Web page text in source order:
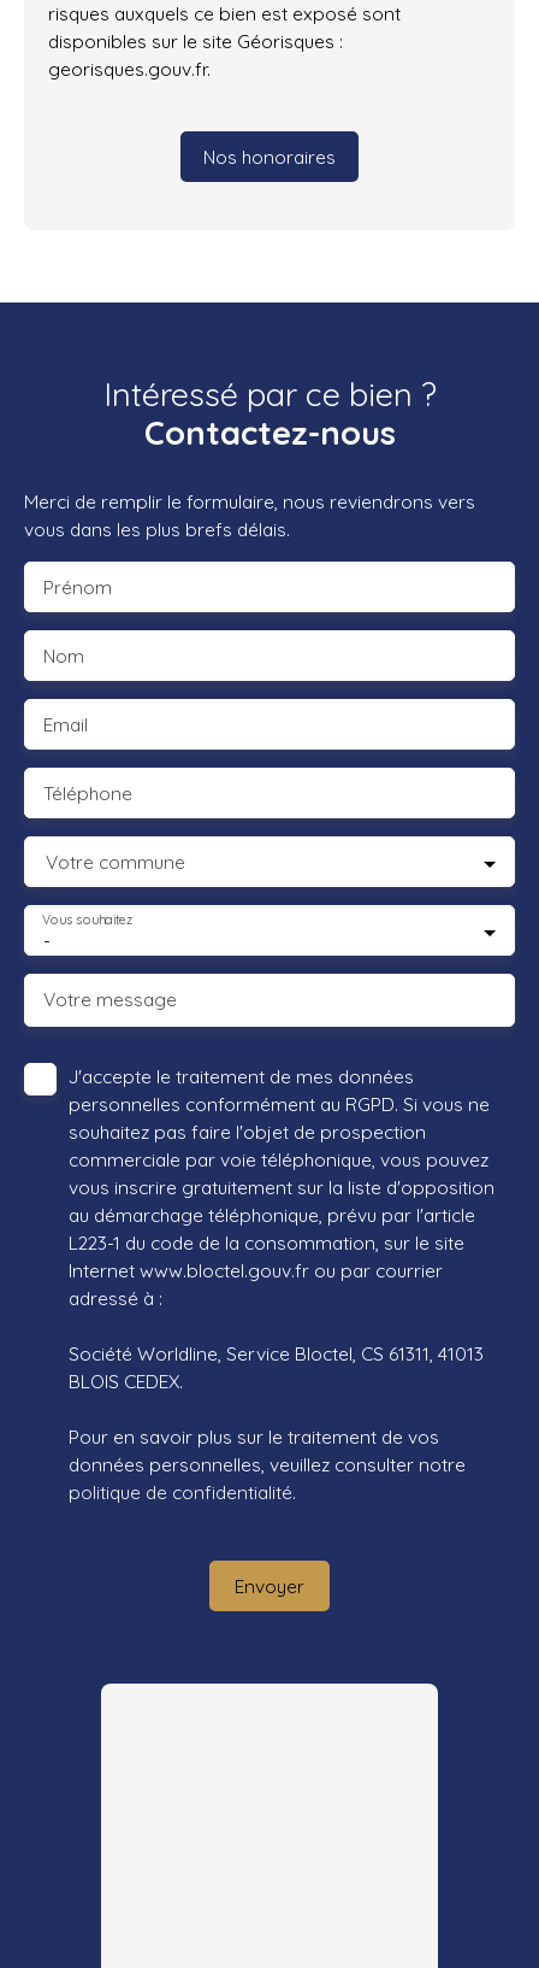
risques auxquels ce bien est exposé sont
disponibles sur le site Géorisques :
georisques.gouv.fr.
Nos honoraires
Intéressé par ce bien ?
Contactez-nous
Merci de remplir le formulaire, nous reviendrons vers
vous dans les plus brefs délais.
Prénom
Nom
Email
Téléphone
Votre commune
-
Vous souhaitez
Votre message
J'accepte le traitement de mes données
personnelles conformément au RGPD. Si vous ne
souhaitez pas faire l'objet de prospection
commerciale par voie téléphonique, vous pouvez
vous inscrire gratuitement sur la liste d'opposition
au démarchage téléphonique, prévu par l'article
L223-1 du code de la consommation, sur le site
Internet www.bloctel.gouv.fr ou par courrier
adressé à :
Société Worldline, Service Bloctel, CS 61311, 41013
BLOIS CEDEX.
Pour en savoir plus sur le traitement de vos
données personnelles, veuillez consulter notre
politique de confidentialité.
Envoyer